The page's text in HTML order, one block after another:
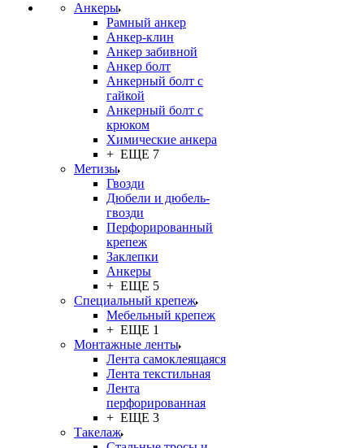
Анкеры
Рамный анкер
Анкер-клин
Анкер забивной
Анкер болт
Анкерный болт с
гайкой
Анкерный болт с
крюком
Химические анкера
+ ЕЩЕ 7
Метизы
Гвозди
Дюбели и дюбель-
гвозди
Перфорированный
крепеж
Заклепки
Анкеры
+ ЕЩЕ 5
Специальный крепеж
Мебельный крепеж
+ ЕЩЕ 1
Монтажные ленты
Лента самоклеящаяся
Лента текстильная
Лента
перфорированная
+ ЕЩЕ 3
Такелаж